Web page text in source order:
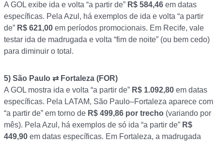
A GOL exibe ida e volta “a partir de” R$ 584,46 em datas
específicas. Pela Azul, há exemplos de ida e volta “a partir
de” R$ 621,00 em períodos promocionais. Em Recife, vale
testar ida de madrugada e volta “fim de noite” (ou bem cedo)
para diminuir o total.
5) São Paulo ⇄ Fortaleza (FOR)
A GOL mostra ida e volta “a partir de” R$ 1.092,80 em datas
específicas. Pela LATAM, São Paulo–Fortaleza aparece com
“a partir de” em torno de R$ 499,86 por trecho (variando por
mês). Pela Azul, há exemplos de só ida “a partir de” R$
449,90 em datas específicas. Em Fortaleza, a madrugada